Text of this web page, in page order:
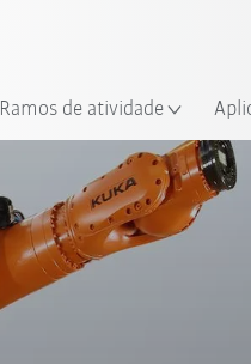
Ramos de atividade